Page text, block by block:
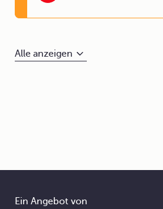
Alle anzeigen
Ein Angebot von